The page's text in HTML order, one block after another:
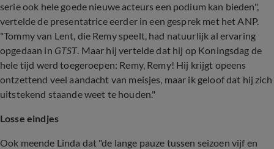
serie ook hele goede nieuwe acteurs een podium kan bieden",
vertelde de presentatrice eerder in een gesprek met het ANP.
"Tommy van Lent, die Remy speelt, had natuurlijk al ervaring
opgedaan in GTST. Maar hij vertelde dat hij op Koningsdag de
hele tijd werd toegeroepen: Remy, Remy! Hij krijgt opeens
ontzettend veel aandacht van meisjes, maar ik geloof dat hij zich
uitstekend staande weet te houden."
Losse eindjes
Ook meende Linda dat "de lange pauze tussen seizoen vijf en